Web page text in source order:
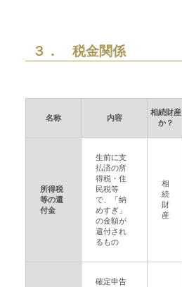
３． 税金関係
名称 内容
相続財産
か？
所得税
等の還
付金
生前に支
払済の所
得税・住
民税等
で、「納
めすぎ」
の金額が
還付され
るもの
相
続
財
産
確定申告